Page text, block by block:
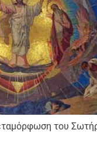
του